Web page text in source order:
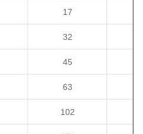
17
32
45
63
102